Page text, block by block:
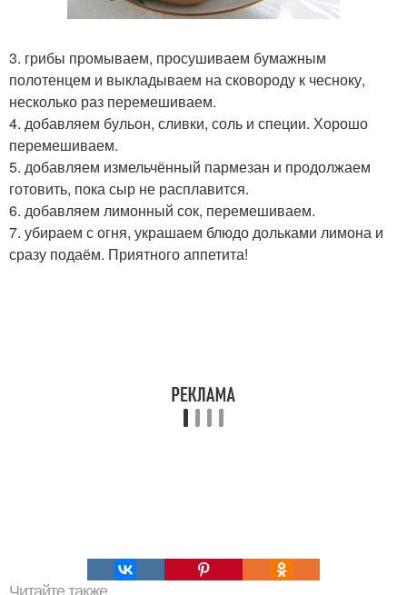
3. грибы промываем, просушиваем бумажным
полотенцем и выкладываем на сковороду к чесноку,
несколько раз перемешиваем.
4. добавляем бульон, сливки, соль и специи. Хорошо
перемешиваем.
5. добавляем измельчённый пармезан и продолжаем
готовить, пока сыр не расплавится.
6. добавляем лимонный сок, перемешиваем.
7. убираем с огня, украшаем блюдо дольками лимона и
сразу подаём. Приятного аппетита!